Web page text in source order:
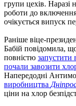
групи цехів. Наразі
роботи до
очікується випуск
Раніше віце-
Бабій повідомила,
повністю запустити
почали завозити
Напередодні
виробництва
ціни на хлор